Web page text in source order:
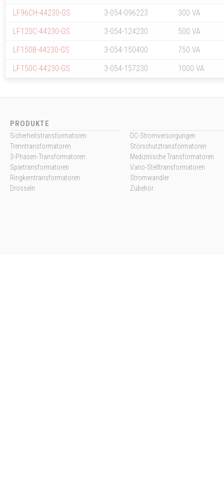
LF96CH-44230-GS
3-054-096223
300 VA
LF120C-44230-GS
3-054-124230
500 VA
LF150B-44230-GS
3-054-150400
750 VA
LF150C-44230-GS
3-054-157230 1000 VA
PRODUKTE
Sicherheitstransformatoren
Trenntransformatoren
3-Phasen-Transformatoren
Spartransformatoren
Ringkerntransformatoren
Drosseln
DC-Stromversorgungen
Störschutztransformatoren
Medizinische Transformatoren
Vario-Stelltransformatoren
Stromwandler
Zubehör